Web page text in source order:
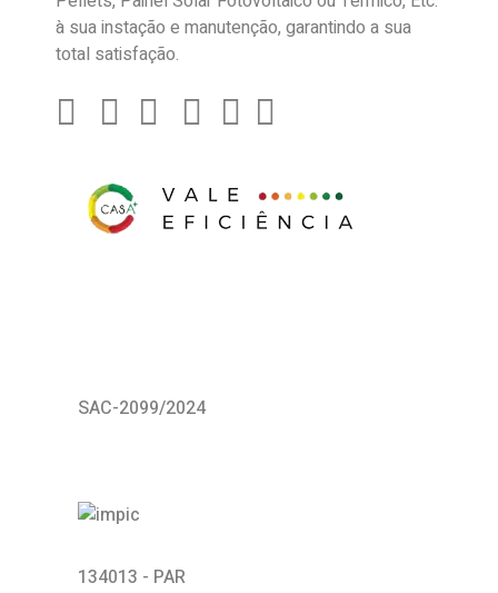
à sua instação e manutenção, garantindo a sua
total satisfação.
SAC-2099/2024
134013 - PAR